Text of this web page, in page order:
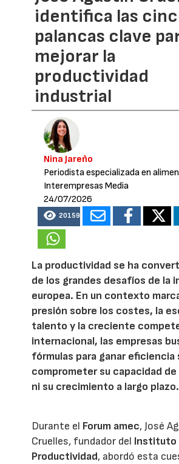
identifica las
palancas clave
mejorar la
productividad
industrial
Nina Jareño
Periodista especializada en
Interempresas Media
24/07/2026
20159
La productividad se ha
de los grandes desafíos de la
europea. En un contexto
presión sobre los costes, la
talento y la creciente
internacional, las empresas
fórmulas para ganar eficiencia
comprometer su capacidad
ni su crecimiento a largo plazo.
Durante el Forum amec, José
Cruelles, fundador del Instituto
Productividad, abordó esta